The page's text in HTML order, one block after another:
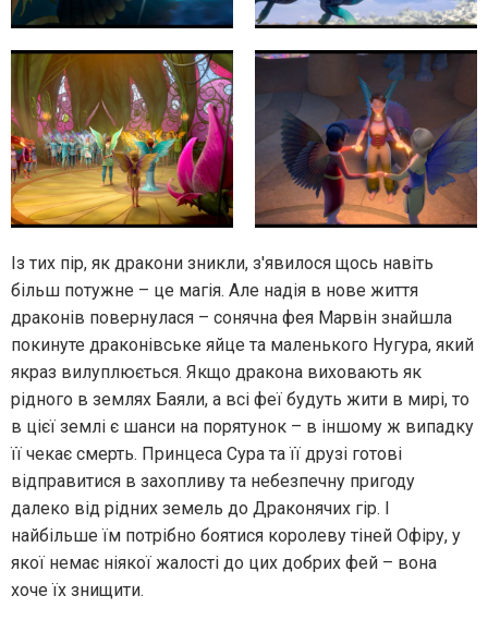
Із тих пір, як дракони зникли, з'явилося щось навіть
більш потужне – це магія. Але надія в нове життя
драконів повернулася – сонячна фея Марвін знайшла
покинуте драконівське яйце та маленького Нугура, який
якраз вилуплюється. Якщо дракона виховають як
рідного в землях Баяли, а всі феї будуть жити в мирі, то
в цієї землі є шанси на порятунок – в іншому ж випадку
її чекає смерть. Принцеса Сура та її друзі готові
відправитися в захопливу та небезпечну пригоду
далеко від рідних земель до Драконячих гір. І
найбільше їм потрібно боятися королеву тіней Офіру, у
якої немає ніякої жалості до цих добрих фей – вона
хоче їх знищити.